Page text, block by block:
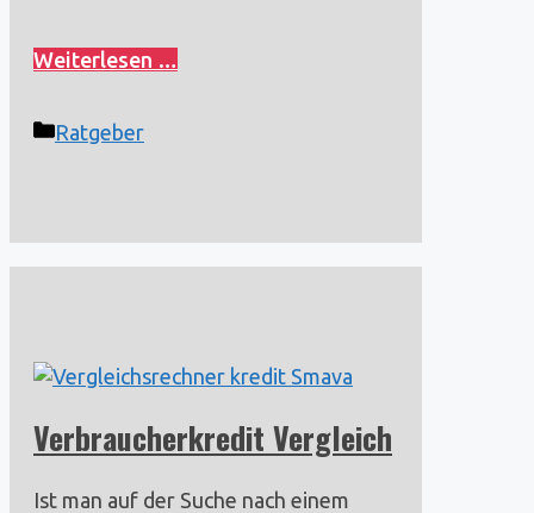
Weiterlesen …
Kategorien
Ratgeber
Verbraucherkredit Vergleich
Ist man auf der Suche nach einem